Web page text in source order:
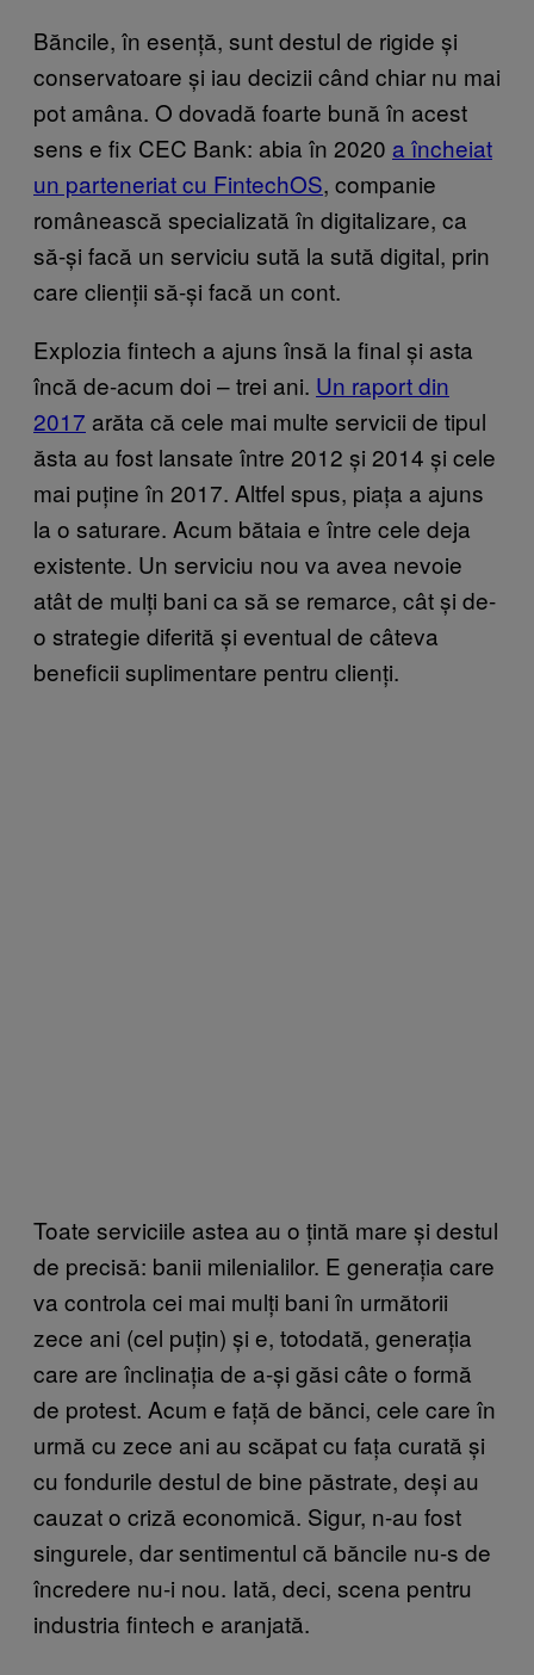
Băncile, în esență, sunt destul de rigide și
conservatoare și iau decizii când chiar nu mai
pot amâna. O dovadă foarte bună în acest
sens e fix CEC Bank: abia în 2020 a încheiat
un parteneriat cu FintechOS, companie
românească specializată în digitalizare, ca
să-și facă un serviciu sută la sută digital, prin
care clienții să-și facă un cont.
Explozia fintech a ajuns însă la final și asta
încă de-acum doi – trei ani. Un raport din
2017 arăta că cele mai multe servicii de tipul
ăsta au fost lansate între 2012 și 2014 și cele
mai puține în 2017. Altfel spus, piața a ajuns
la o saturare. Acum bătaia e între cele deja
existente. Un serviciu nou va avea nevoie
atât de mulți bani ca să se remarce, cât și de-
o strategie diferită și eventual de câteva
beneficii suplimentare pentru clienți.
Toate serviciile astea au o țintă mare și destul
de precisă: banii milenialilor. E generația care
va controla cei mai mulți bani în următorii
zece ani (cel puțin) și e, totodată, generația
care are înclinația de a-și găsi câte o formă
de protest. Acum e față de bănci, cele care în
urmă cu zece ani au scăpat cu fața curată și
cu fondurile destul de bine păstrate, deși au
cauzat o criză economică. Sigur, n-au fost
singurele, dar sentimentul că băncile nu-s de
încredere nu-i nou. Iată, deci, scena pentru
industria fintech e aranjată.